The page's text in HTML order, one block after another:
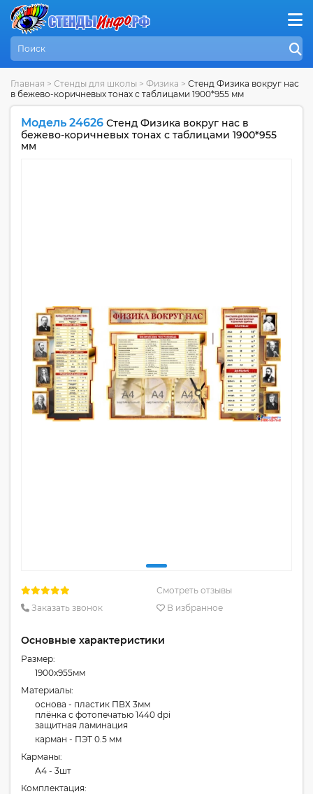
Главная > Стенды для школы > Физика > Стенд Физика вокруг нас
в бежево-коричневых тонах с таблицами 1900*955 мм
Модель 24626 Стенд Физика вокруг нас в
бежево-коричневых тонах с таблицами 1900*955
мм
Смотреть отзывы
Заказать звонок
В избранное
Основные характеристики
Размер:
1900x955мм
Материалы:
основа - пластик ПВХ 3мм
плёнка с фотопечатью 1440 dpi
защитная ламинация
карман - ПЭТ 0.5 мм
Карманы:
А4 - 3шт
Комплектация: